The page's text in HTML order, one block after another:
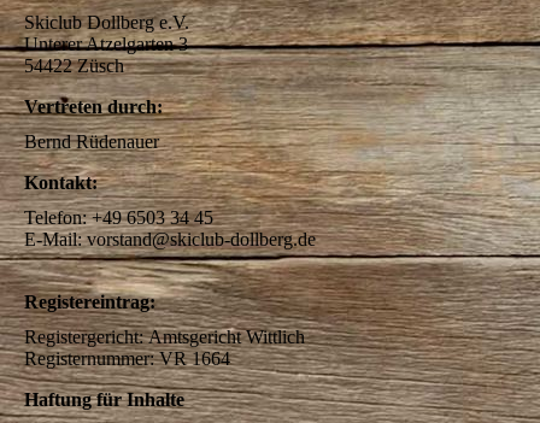
Skiclub Dollberg e.V.
Unterer Atzelgarten 3
54422 Züsch
Vertreten durch:
Bernd Rüdenauer
Kontakt:
Telefon: +49 6503 34 45
E-Mail: vorstand@skiclub-dollberg.de
Registereintrag:
Registergericht: Amtsgericht Wittlich
Registernummer: VR 1664
Haftung für Inhalte